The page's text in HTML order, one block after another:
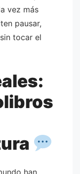
vez más
pausar,
tocar el
han